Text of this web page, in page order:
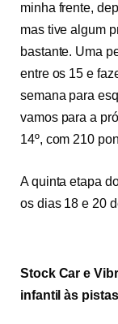
minha frente,
mas tive algum
bastante. Uma
entre os 15 e
semana para
vamos para a
14º, com 210
A quinta etapa
os dias 18 e 20
Stock Car e
infantil às